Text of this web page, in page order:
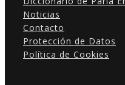
Noticias
Contacto
Protección de Datos
Política de Cookies